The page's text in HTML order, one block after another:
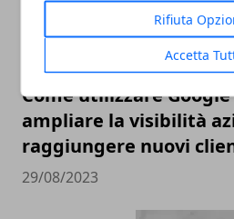
Rifiuta
Accetta
Come utilizzare
ampliare la visibilità
raggiungere nuovi
29/08/2023